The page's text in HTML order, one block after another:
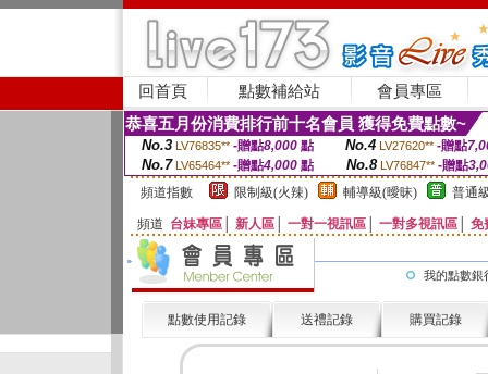
回首頁 點數補給站 會員專區
恭喜五月份消費排行前十名會員 獲得免費點數~
No.3 LV76835** -贈點8,000點 No.4 LV27620** -贈點
No.7 LV65464** -贈點4,000 點 No.8 LV76847** -贈點
頻道指數
限制級(火辣) 輔導級(曖昧) 普通
頻道 台妹專區 新人區 一對一視訊區 一對多視訊區 免
我的點數銀
點數使用記錄 送禮記錄 購買記錄